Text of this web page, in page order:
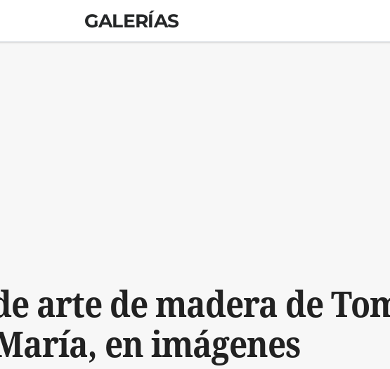
GALERÍAS
arte de madera de
en imágenes